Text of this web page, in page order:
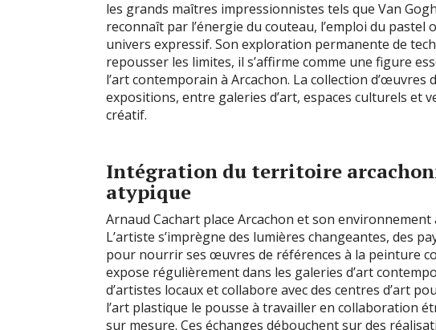
les grands maîtres impressionnistes tels que Van
reconnaît par l’énergie du couteau, l’emploi du
univers expressif. Son exploration permanente de
repousser les limites, il s’affirme comme une figure
l’art contemporain à Arcachon. La collection d’œuvres
expositions, entre galeries d’art, espaces culturels et
créatif.
Intégration du territoire
atypique
Arnaud Cachart place Arcachon et son
L’artiste s’imprègne des lumières changeantes, des
pour nourrir ses œuvres de références à la peinture
expose régulièrement dans les galeries d’art
d’artistes locaux et collabore avec des centres d’art
l’art plastique le pousse à travailler en collaboration
sur mesure. Ces échanges débouchent sur des